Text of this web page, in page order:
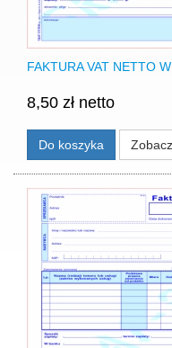
FAKTURA VAT NETTO
8,50 zł netto
Do koszyka Zobacz